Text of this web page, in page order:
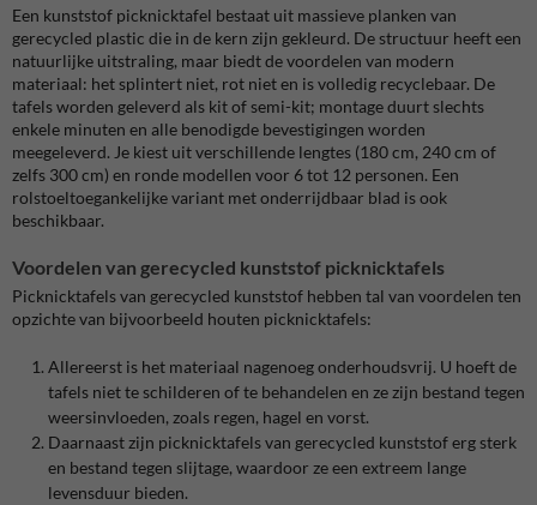
Een kunststof picknicktafel bestaat uit massieve planken van
gerecycled plastic die in de kern zijn gekleurd. De structuur heeft een
natuurlijke uitstraling, maar biedt de voordelen van modern
materiaal: het splintert niet, rot niet en is volledig recyclebaar. De
tafels worden geleverd als kit of semi-kit; montage duurt slechts
enkele minuten en alle benodigde bevestigingen worden
meegeleverd. Je kiest uit verschillende lengtes (180 cm, 240 cm of
zelfs 300 cm) en ronde modellen voor 6 tot 12 personen. Een
rolstoeltoegankelijke variant met onderrijdbaar blad is ook
beschikbaar.
Voordelen van gerecycled kunststof picknicktafels
Picknicktafels van gerecycled kunststof hebben tal van voordelen ten
opzichte van bijvoorbeeld houten picknicktafels:
Allereerst is het materiaal nagenoeg onderhoudsvrij. U hoeft de
tafels niet te schilderen of te behandelen en ze zijn bestand tegen
weersinvloeden, zoals regen, hagel en vorst.
Daarnaast zijn picknicktafels van gerecycled kunststof erg sterk
en bestand tegen slijtage, waardoor ze een extreem lange
levensduur bieden.